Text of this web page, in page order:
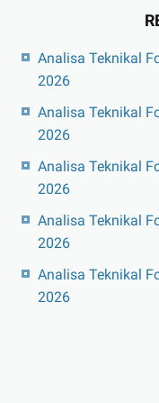
Analisa Teknikal
2026
Analisa Teknikal
2026
Analisa Teknikal
2026
Analisa Teknikal
2026
Analisa Teknikal
2026